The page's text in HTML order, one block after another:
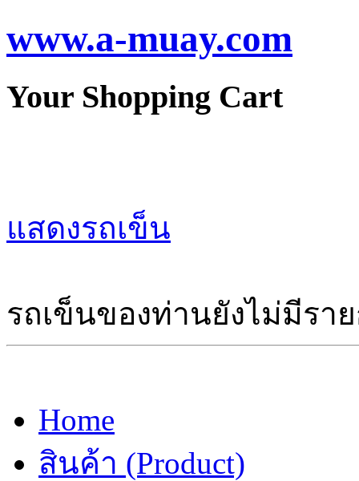
www.a-muay.com
Your Shopping Cart
แสดงรถเข็น
รถเข็นของท่านยังไม่มีรา
Home
สินค้า (Product)